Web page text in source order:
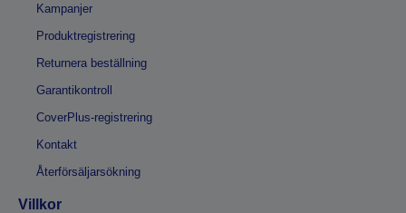
Kampanjer
Produktregistrering
Returnera beställning
Garantikontroll
CoverPlus-registrering
Kontakt
Återförsäljarsökning
Villkor